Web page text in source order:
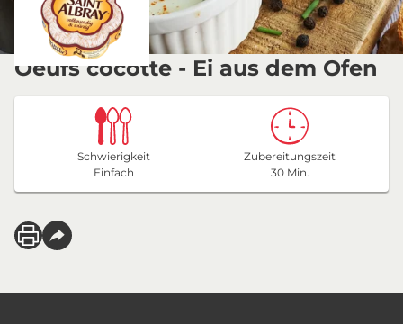
Oeufs cocotte - Ei aus dem Ofen
Schwierigkeit
Einfach
Zubereitungszeit
30 Min.